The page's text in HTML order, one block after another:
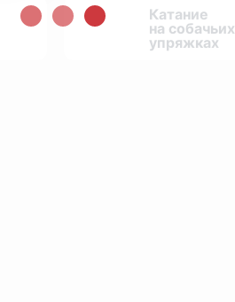
Катание
на собачьих
упряжках